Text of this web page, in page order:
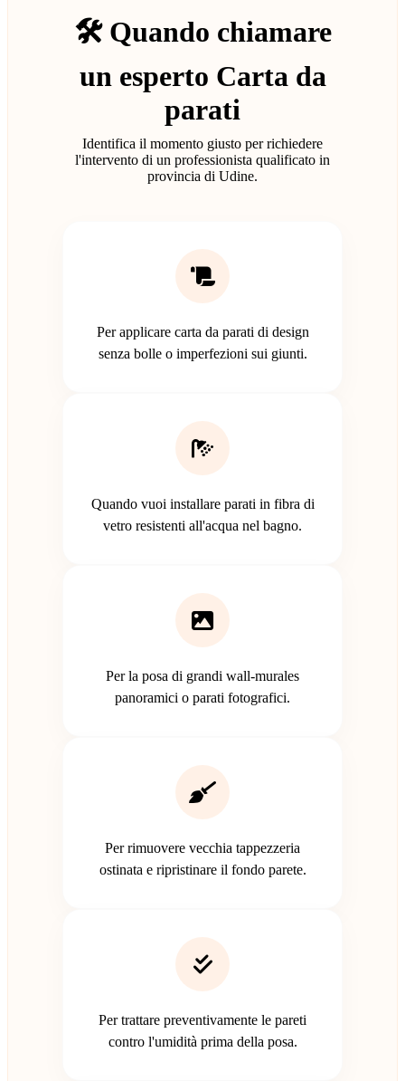
🛠️ Quando chiamare
un esperto Carta da
parati
Identifica il momento giusto per richiedere
l'intervento di un professionista qualificato in
provincia di Udine.
Per applicare carta da parati di design
senza bolle o imperfezioni sui giunti.
Quando vuoi installare parati in fibra di
vetro resistenti all'acqua nel bagno.
Per la posa di grandi wall-murales
panoramici o parati fotografici.
Per rimuovere vecchia tappezzeria
ostinata e ripristinare il fondo parete.
Per trattare preventivamente le pareti
contro l'umidità prima della posa.